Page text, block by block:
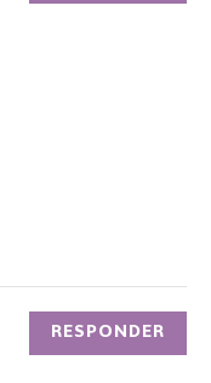
RESPONDER